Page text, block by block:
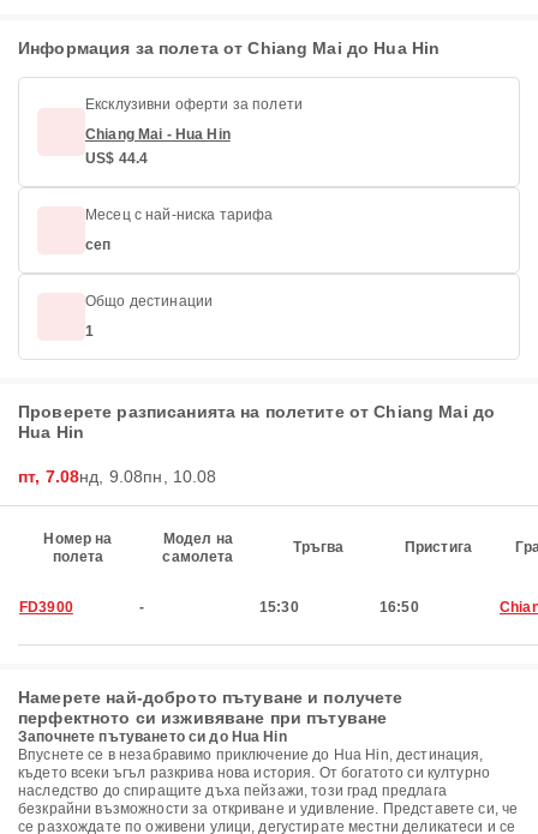
Информация за полета от Chiang Mai до Hua Hin
Ексклузивни оферти за полети
Chiang Mai - Hua Hin
US$ 44.4
Месец с най-ниска тарифа
сеп
Общо дестинации
1
Проверете разписанията на полетите от Chiang Mai до
Hua Hin
пт, 7.08нд, 9.08пн, 10.08
Номер на
полета
Модел на
самолета
Тръгва Пристига
FD3900 - 15:30 16:50
Намерете най-доброто пътуване и получете
перфектното си изживяване при пътуване
Започнете пътуването си до Hua Hin
Впуснете се в незабравимо приключение до Hua Hin, дестинация,
където всеки ъгъл разкрива нова история. От богатото си културно
наследство до спиращите дъха пейзажи, този град предлага
безкрайни възможности за откриване и удивление. Представете си, че
се разхождате по оживени улици, дегустирате местни деликатеси и се